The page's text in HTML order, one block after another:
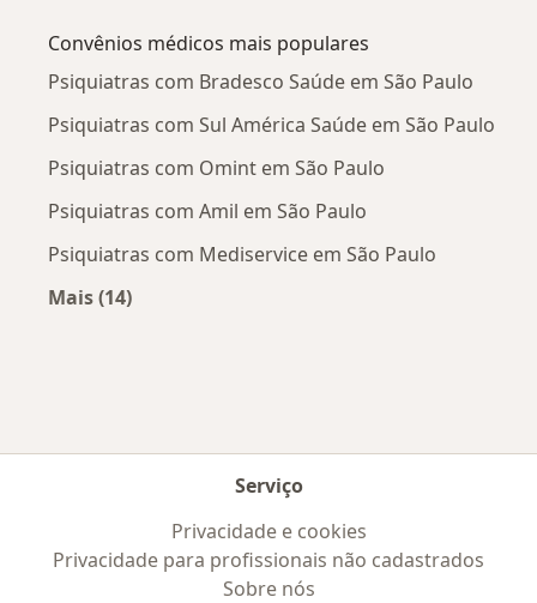
Convênios médicos mais populares
Psiquiatras com Bradesco Saúde em São Paulo
Psiquiatras com Sul América Saúde em São Paulo
Psiquiatras com Omint em São Paulo
Psiquiatras com Amil em São Paulo
Psiquiatras com Mediservice em São Paulo
Mais (14)
Serviço
Privacidade e cookies
Privacidade para profissionais não cadastrados
Sobre nós